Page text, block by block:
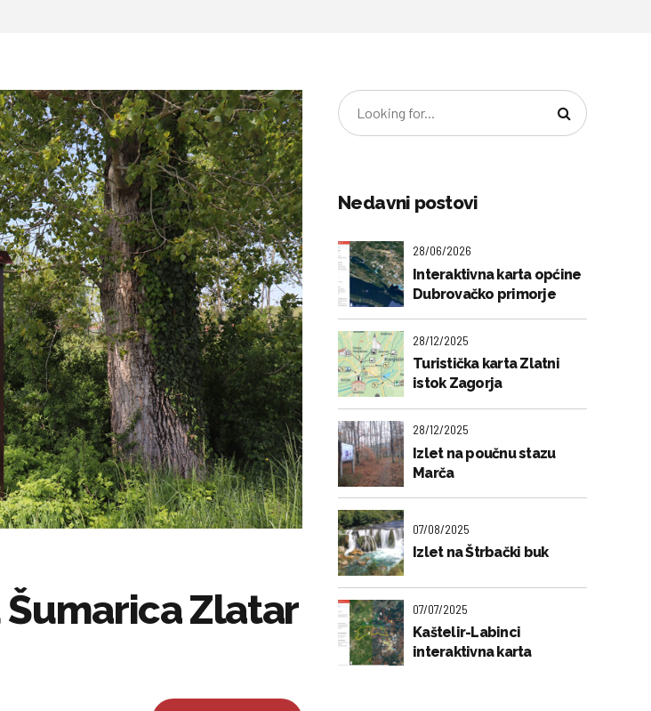
Zlatar
Nedavni postovi
28/06/2026
Interaktivna karta općine
Dubrovačko primorje
28/12/2025
Turistička karta Zlatni
istok Zagorja
28/12/2025
Izlet na poučnu stazu
Marča
07/08/2025
Izlet na Štrbački buk
07/07/2025
Kaštelir-Labinci
interaktivna karta